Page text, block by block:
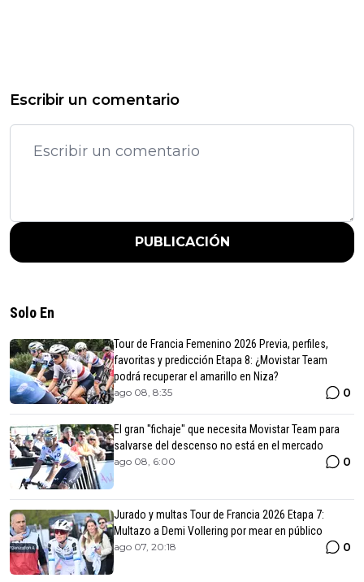
Escribir un comentario
PUBLICACIÓN
Solo En
Tour de Francia Femenino 2026 Previa, perfiles,
favoritas y predicción Etapa 8: ¿Movistar Team
podrá recuperar el amarillo en Niza?
ago 08, 8:35 0
El gran "fichaje" que necesita Movistar Team para
salvarse del descenso no está en el mercado
ago 08, 6:00 0
Jurado y multas Tour de Francia 2026 Etapa 7:
Multazo a Demi Vollering por mear en público
ago 07, 20:18 0